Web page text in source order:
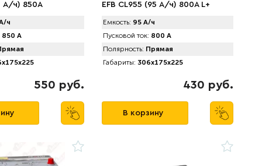
А/ч) 850A
ч
850 А
550 руб.
EFB CL955 (95 А/ч) 800A L+
Емкость: 95 А/ч
Пусковой ток: 800 А
Полярность: Прямая
Габариты: 306x175x225
430 руб.
В корзину